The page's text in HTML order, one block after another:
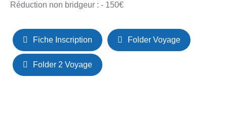
Réduction non bridgeur : - 150€
Fiche Inscription Folder Voyage
Folder 2 Voyage